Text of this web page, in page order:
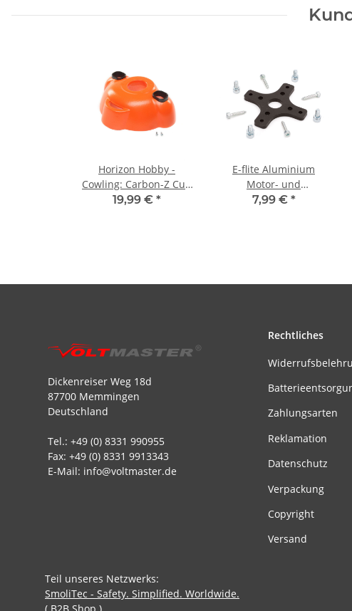
Horizon Hobby -
Cowling: Carbon-Z Cub
SS 2m (EFL12406)
19,99 € *
E-flite Aluminium
Motor- und
Kunststoffringe:
7,99 € *
Dickenreiser Weg 18d
87700 Memmingen
Deutschland
Tel.: +49 (0) 8331 990955
Fax: +49 (0) 8331 9913343
E-Mail: info@voltmaster.de
Rechtliches
Zahlungsarten
Reklamation
Datenschutz
Verpackung
Copyright
Versand
Teil unseres Netzwerks:
SmoliTec - Safety. Simplified. Worldwide.